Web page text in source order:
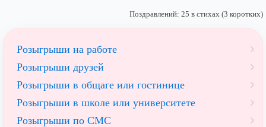
Поздравлений: 25 в стихах (3 коротких)
Розыгрыши на работе
Розыгрыши друзей
Розыгрыши в общаге или гостинице
Розыгрыши в школе или университете
Розыгрыши по СМС